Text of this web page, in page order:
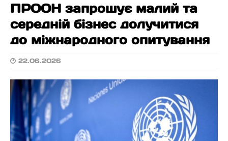
ПРООН запрошує малий та
середній бізнес долучитися
до міжнародного опитування
22.06.2026